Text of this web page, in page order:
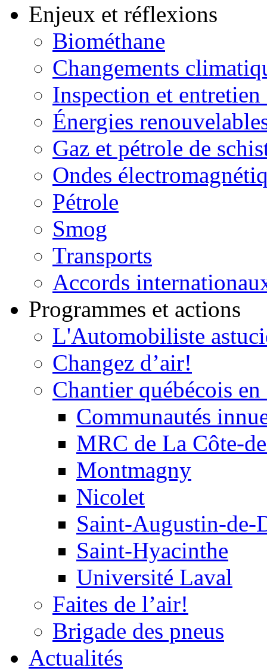
Enjeux et réflexions
Biométhane
Changements
Inspection et entretien
Énergies
Gaz et pétrole de
Ondes
Pétrole
Smog
Transports
Accords
Programmes et actions
L'Automobiliste
Changez d’air!
Chantier québécois
Communautés
MRC de La Côte-
Montmagny
Nicolet
Saint-Augustin-de-
Saint-Hyacinthe
Université Laval
Faites de l’air!
Brigade des pneus
Actualités